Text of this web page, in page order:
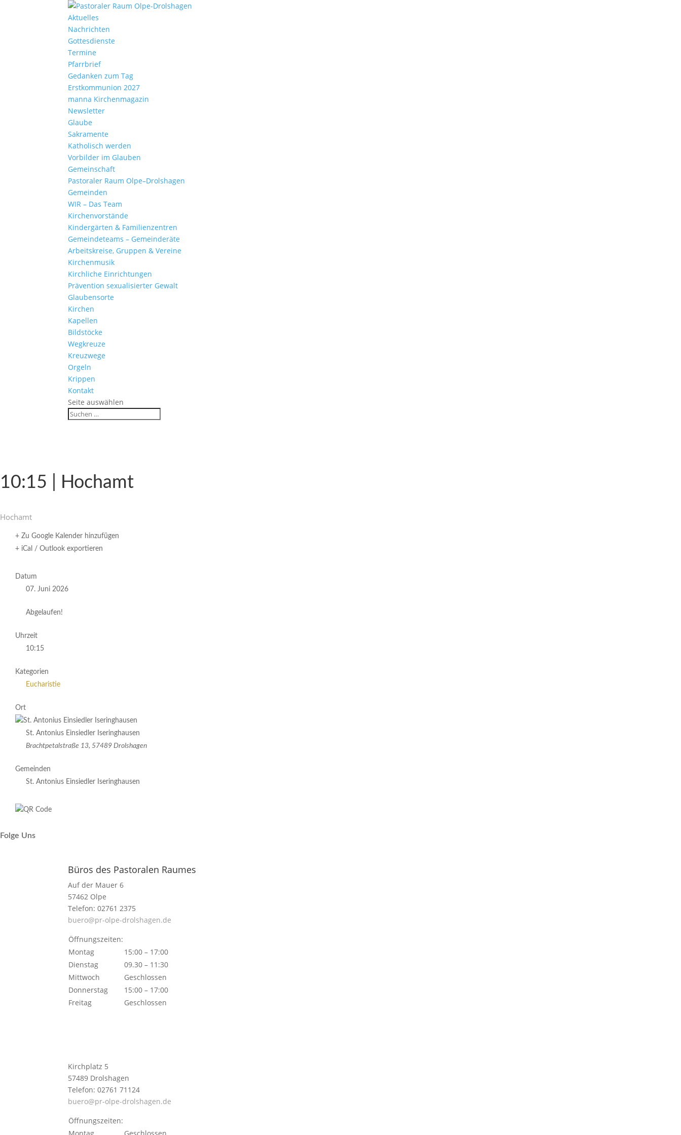
Aktu­elles
Nach­richten
Gottes­dienste
Termine
Pfarr­brief
Gedanken zum Tag
Erst­kom­mu­nion 2027
manna Kirchen­ma­gazin
News­letter
Glaube
Sakra­mente
Katho­lisch werden
Vorbilder im Glauben
Gemein­schaft
Pasto­raler Raum Olpe–Drolshagen
Gemeinden
WIR – Das Team
Kirchen­vor­stände
Kinder­gärten & Familienzentren
Gemein­de­teams – Gemeinderäte
Arbeits­kreise, Gruppen & Vereine
Kirchen­musik
Kirch­liche Einrichtungen
Präven­tion sexua­li­sierter Gewalt
Glau­ben­s­orte
Kirchen
Kapellen
Bild­stöcke
Wegkreuze
Kreuz­wege
Orgeln
Krippen
Kontakt
Seite auswählen
10:15 | Hochamt
Hochamt
+ Zu Google Kalender hinzufügen
+ iCal / Outlook exportieren
Datum
07. Juni 2026
Abgelaufen!
Uhrzeit
10:15
Kategorien
Eucharistie
Ort
St. Antonius Einsiedler Iseringhausen
Brachtpetalstraße 13, 57489 Drolshagen
Gemeinden
St. Antonius Einsiedler Iseringhausen
Folge Uns
Büros des Pastoralen Raumes
Auf der Mauer 6
57462 Olpe
Telefon: 02761 2375
buero@pr-olpe-drolshagen.de
Öffnungszeiten:
Montag
15:00 – 17:00
Dienstag
09.30 – 11:30
Mittwoch
Geschlossen
Donnerstag
15:00 – 17:00
Freitag
Geschlossen
Kirchplatz 5
57489 Drolshagen
Telefon: 02761 71124
buero@pr-olpe-drolshagen.de
Öffnungszeiten: